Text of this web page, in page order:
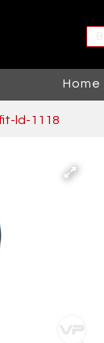
Home
ld-1118